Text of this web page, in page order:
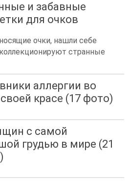
и забавные
для очков
очки, нашли себе
странные
аллергии во
красе (17 фото)
с самой
грудью в мире (21